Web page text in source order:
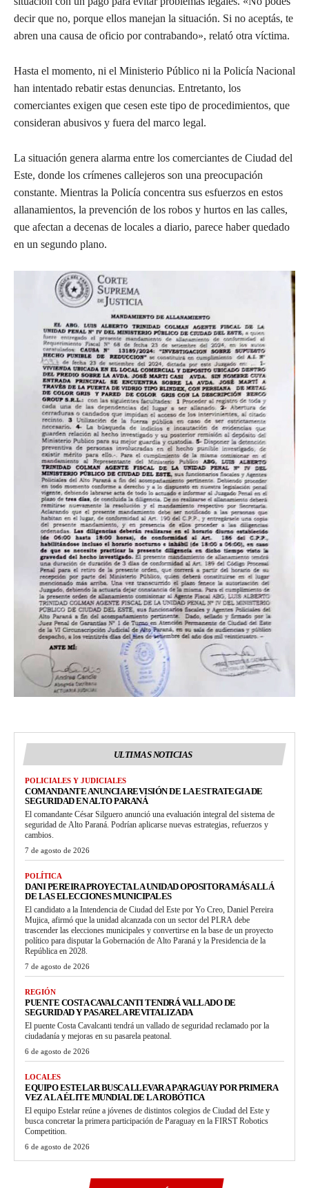
decir que no, porque ellos manejan la situación. Si no aceptás, te
abren una causa de oficio por contrabando», relató otra víctima.
Hasta el momento, ni el Ministerio Público ni la Policía Nacional
han intentado rebatir estas denuncias. Entretanto, los
comerciantes exigen que cesen este tipo de procedimientos, que
consideran abusivos y fuera del marco legal.
La situación genera alarma entre los comerciantes de Ciudad del
Este, donde los crímenes callejeros son una preocupación
constante. Mientras la Policía concentra sus esfuerzos en estos
allanamientos, la prevención de los robos y hurtos en las calles,
que afectan a decenas de locales a diario, parece haber quedado
en un segundo plano.
ULTIMAS NOTICIAS
POLICIALES Y JUDICIALES
COMANDANTE ANUNCIA REVISIÓN DE LA ESTRATEGIA DE
SEGURIDAD EN ALTO PARANÁ
El comandante César Silguero anunció una evaluación integral del sistema de
seguridad de Alto Paraná. Podrían aplicarse nuevas estrategias, refuerzos y
cambios.
7 de agosto de 2026
POLÍTICA
DANI PEREIRA PROYECTA LA UNIDAD OPOSITORA MÁS ALLÁ
DE LAS ELECCIONES MUNICIPALES
El candidato a la Intendencia de Ciudad del Este por Yo Creo, Daniel Pereira
Mujica, afirmó que la unidad alcanzada con un sector del PLRA debe
trascender las elecciones municipales y convertirse en la base de un proyecto
político para disputar la Gobernación de Alto Paraná y la Presidencia de la
República en 2028.
7 de agosto de 2026
REGIÓN
PUENTE COSTA CAVALCANTI TENDRÁ VALLADO DE
SEGURIDAD Y PASARELA REVITALIZADA
El puente Costa Cavalcanti tendrá un vallado de seguridad reclamado por la
ciudadanía y mejoras en su pasarela peatonal.
6 de agosto de 2026
LOCALES
EQUIPO ESTELAR BUSCA LLEVAR A PARAGUAY POR PRIMERA
VEZ A LA ÉLITE MUNDIAL DE LA ROBÓTICA
El equipo Estelar reúne a jóvenes de distintos colegios de Ciudad del Este y
busca concretar la primera participación de Paraguay en la FIRST Robotics
Competition.
6 de agosto de 2026